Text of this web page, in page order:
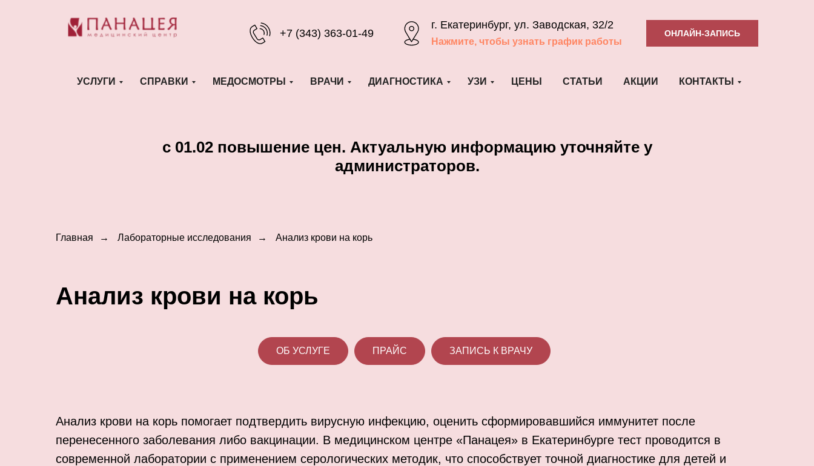
+7 (343) 363-01-49
г. Екатеринбург, ул. Заводская, 32/2
Нажмите, чтобы узнать график работы
ОНЛАЙН-ЗАПИСЬ
УСЛУГИ СПРАВКИ МЕДОСМОТРЫ ВРАЧИ ДИАГНОСТИКА УЗИ ЦЕНЫ СТАТЬИ АКЦИИ КОНТАКТЫ
c 01.02 повышение цен. Актуальную информацию уточняйте у
администраторов.
Главная → Лабораторные исследования → Анализ крови на корь
Анализ крови на корь
ОБ УСЛУГЕ ПРАЙС ЗАПИСЬ К ВРАЧУ
Анализ крови на корь помогает подтвердить вирусную инфекцию, оценить сформировавшийся иммунитет после
перенесенного заболевания либо вакцинации. В медицинском центре «Панацея» в Екатеринбурге тест проводится в
современной лаборатории с применением серологических методик, что способствует точной диагностике для детей и